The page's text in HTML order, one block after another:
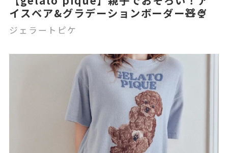
イスベア&グラデーションボーダー🧸🍨
ジェラートピケ